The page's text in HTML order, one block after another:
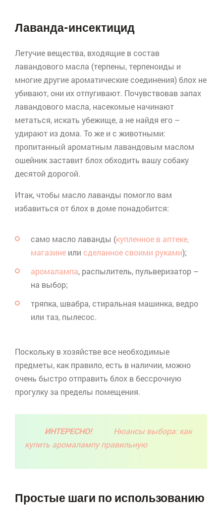
Лаванда-инсектицид
Летучие вещества, входящие в состав
лавандового масла (терпены,терпеноиды и
многие другие ароматические соединения) блох не
убивают, они их отпугивают. Почувствовав запах
лавандового масла, насекомые начинают
метаться, искать убежище, а не найдя его –
удирают из дома. То же и с животными:
пропитанный ароматным лавандовым маслом
ошейник заставит блох обходить вашу собаку
десятой дорогой.
Итак, чтобы масло лаванды помогло вам
избавиться от блох в доме понадобится:
само масло лаванды (купленное в аптеке,
магазине или сделанное своими руками);
аромалампа, распылитель, пульверизатор –
на выбор;
тряпка, швабра, стиральная машинка, ведро
или таз, пылесос.
Поскольку в хозяйстве все необходимые
предметы, как правило, есть в наличии, можно
очень быстро отправить блох в бессрочную
прогулку за пределы помещения.
ИНТЕРЕСНО!
Нюансы выбора: как
купить аромалампу правильную
Простые шаги по использованию